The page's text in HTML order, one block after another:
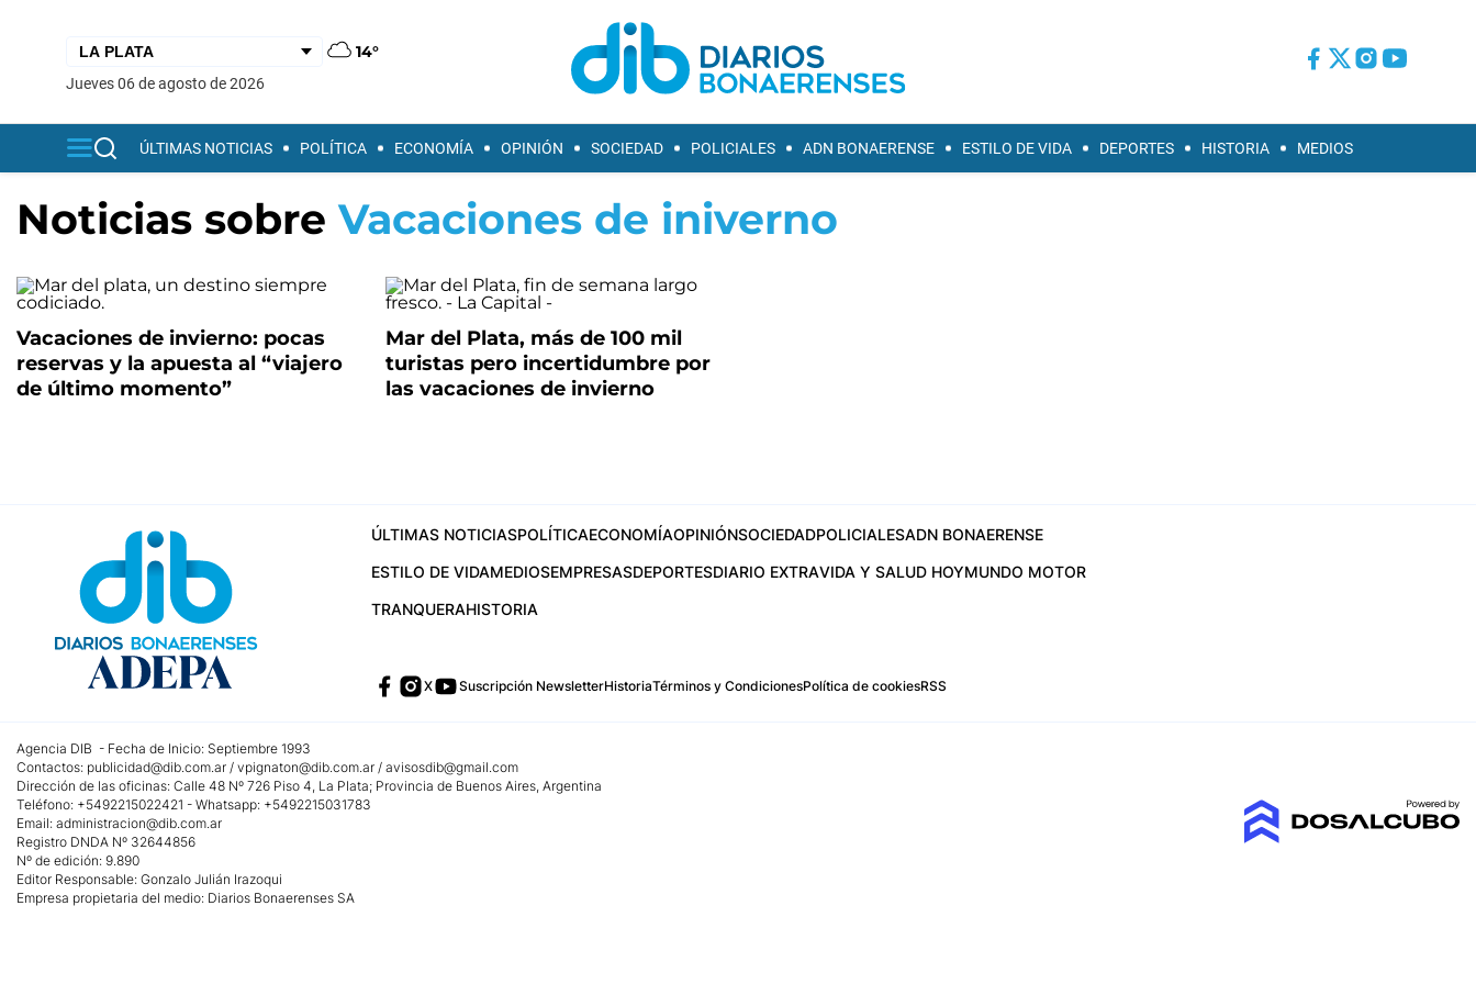
14°
jueves 06 de agosto de 2026
ÚLTIMAS NOTICIAS POLÍTICA ECONOMÍA OPINIÓN SOCIEDAD POLICIALES ADN BONAERENSE ESTILO DE VIDA DEPORTES HISTORIA MEDIOS
Noticias sobreVacaciones de iniverno
Vacaciones de invierno: pocas
reservas y la apuesta al “viajero
de último momento”
Mar del Plata, más de 100 mil
turistas pero incertidumbre por
las vacaciones de invierno
ÚLTIMAS NOTICIASPOLÍTICAECONOMÍAOPINIÓNSOCIEDADPOLICIALESADN BONAERENSE
ESTILO DE VIDAMEDIOSEMPRESASDEPORTESDIARIO EXTRAVIDA Y SALUD HOYMUNDO MOTOR
TRANQUERAHISTORIA
X Suscripción NewsletterHistoriaTérminos y CondicionesPolítica de cookiesRSS
Agencia DIB - Fecha de Inicio: Septiembre 1993
Contactos: publicidad@dib.com.ar / vpignaton@dib.com.ar / avisosdib@gmail.com
Dirección de las oficinas: Calle 48 Nº 726 Piso 4, La Plata; Provincia de Buenos Aires, Argentina
Teléfono: +5492215022421 - Whatsapp: +5492215031783
Email: administracion@dib.com.ar
Registro DNDA Nº 32644856
Nº de edición: 9.890
Editor Responsable: Gonzalo Julián Irazoqui
Empresa propietaria del medio: Diarios Bonaerenses SA